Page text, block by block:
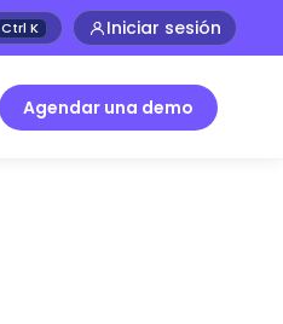
Ctrl K Iniciar sesión
Agendar una demo